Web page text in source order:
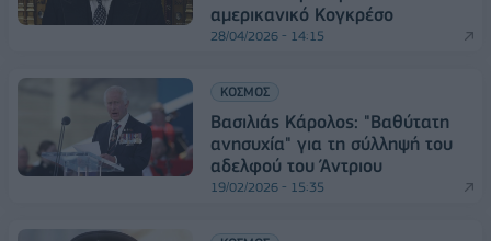
αμερικανικό Κογκρέσο
28/04/2026 - 14:15
ΚΟΣΜΟΣ
Βασιλιάς Κάρολος: "Βαθύτατη
ανησυχία" για τη σύλληψή του
αδελφού του Άντριου
19/02/2026 - 15:35